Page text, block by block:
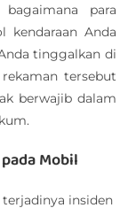
para
kendaraan Anda
tinggalkan di
tersebut
berwajib dalam
Mobil
insiden